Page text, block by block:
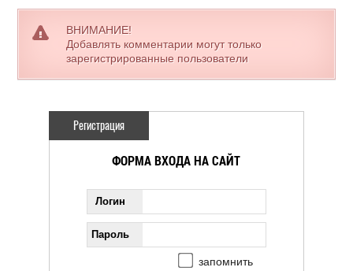
ВНИМАНИЕ!
Добавлять комментарии могут только
зарегистрированные пользователи
Регистрация
ФОРМА ВХОДА НА САЙТ
Логин
Пароль
запомнить